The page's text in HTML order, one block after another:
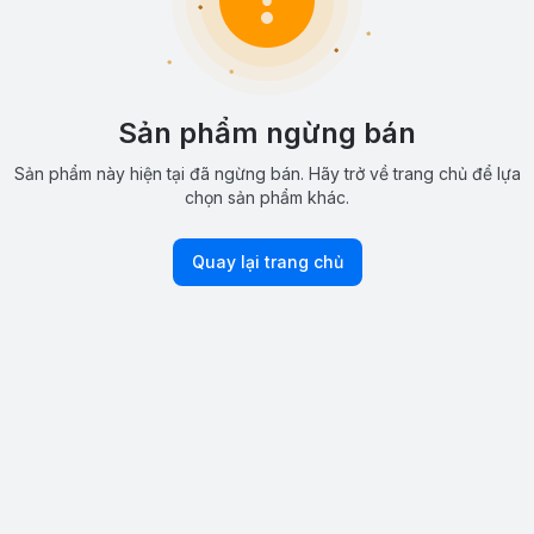
Sản phẩm ngừng bán
Sản phẩm này hiện tại đã ngừng bán. Hãy trở về trang chủ để lựa
chọn sản phẩm khác.
Quay lại trang chủ